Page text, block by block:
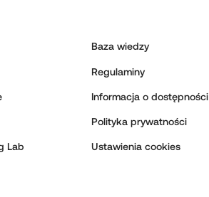
Lab
Baza wiedzy
Regulaminy
Informacja o dostępności
Polityka prywatności
Ustawienia cookies